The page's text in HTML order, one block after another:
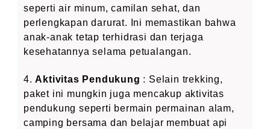
seperti air minum, camilan sehat, dan
perlengkapan darurat. Ini memastikan bahwa
anak-anak tetap terhidrasi dan terjaga
kesehatannya selama petualangan.
4.Aktivitas Pendukung : Selain trekking,
paket ini mungkin juga mencakup aktivitas
pendukung seperti bermain permainan alam,
camping bersama dan belajar membuat api